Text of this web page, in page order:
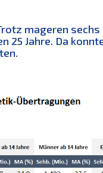
mageren
25 Jahre. Da